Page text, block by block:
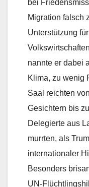
bei
Migration falsch
Unterstützung
nannte er dabei
Klima, zu wenig
Saal reichten
Gesichtern bis
Delegierte aus
murrten, als
internationaler
Besonders
UN-